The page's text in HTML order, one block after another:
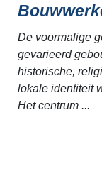
De voormalige
gevarieerd
historische,
lokale identiteit
Het centrum ...